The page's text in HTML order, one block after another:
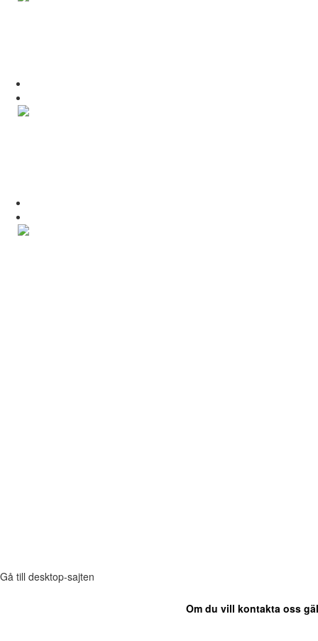
Gå till desktop-sajten
Om du vill kontakta oss